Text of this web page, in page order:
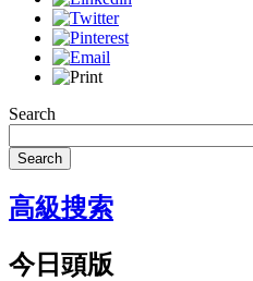
Search
Search
高級搜索
今日頭版